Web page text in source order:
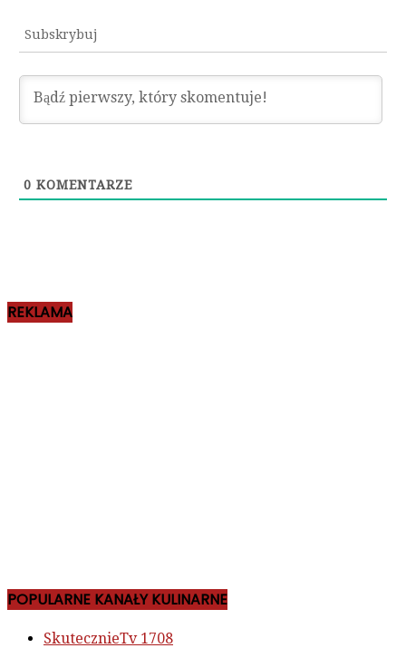
Subskrybuj
0 KOMENTARZE
REKLAMA
POPULARNE KANAŁY KULINARNE
SkutecznieTv 1708